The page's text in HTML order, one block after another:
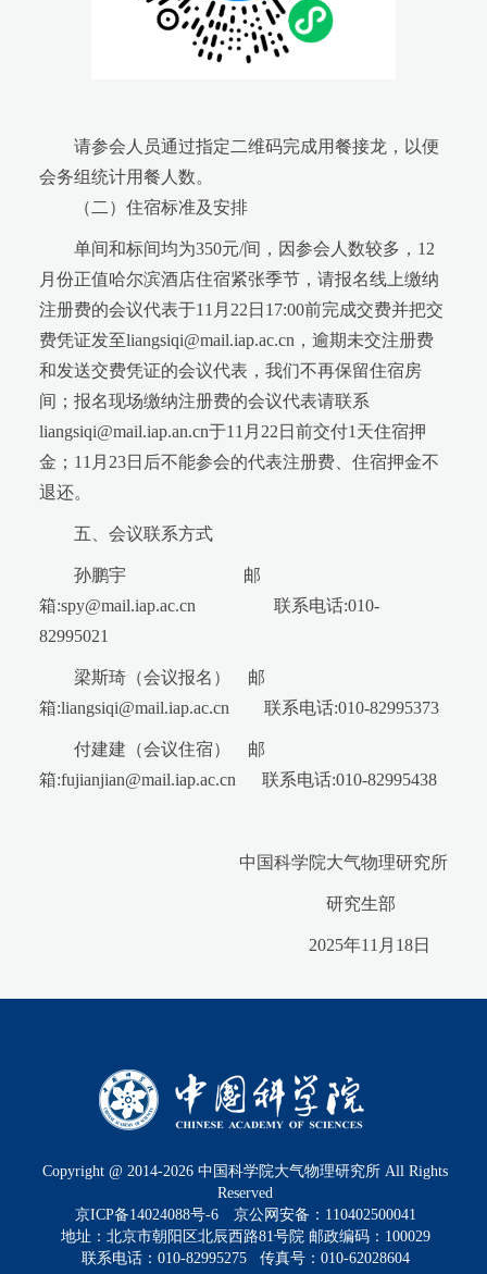
请参会人员通过指定二维码完成用餐接龙，以便
会务组统计用餐人数。
（二）住宿标准及安排
单间和标间均为350元/间，因参会人数较多，12
月份正值哈尔滨酒店住宿紧张季节，请报名线上缴纳
注册费的会议代表于11月22日17:00前完成交费并把交
费凭证发至liangsiqi@mail.iap.ac.cn，逾期未交注册费
和发送交费凭证的会议代表，我们不再保留住宿房
间；报名现场缴纳注册费的会议代表请联系
liangsiqi@mail.iap.an.cn于11月22日前交付1天住宿押
金；11月23日后不能参会的代表注册费、住宿押金不
退还。
五、会议联系方式
孙鹏宇 邮
箱:spy@mail.iap.ac.cn 联系电话:010-
82995021
梁斯琦（会议报名） 邮
箱:liangsiqi@mail.iap.ac.cn 联系电话:010-82995373
付建建（会议住宿） 邮
箱:fujianjian@mail.iap.ac.cn 联系电话:010-82995438
中国科学院大气物理研究所
研究生部
2025年11月18日
Copyright @ 2014-2026 中国科学院大气物理研究所 All Rights
Reserved
京ICP备14024088号-6
京公网安备：110402500041
地址：北京市朝阳区北辰西路81号院 邮政编码：100029
联系电话：010-82995275 传真号：010-62028604